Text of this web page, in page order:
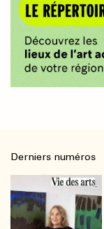
Derniers numéros